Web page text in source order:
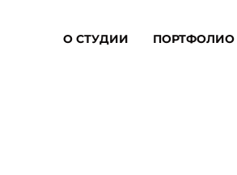
О СТУДИИ ПОРТФОЛИО